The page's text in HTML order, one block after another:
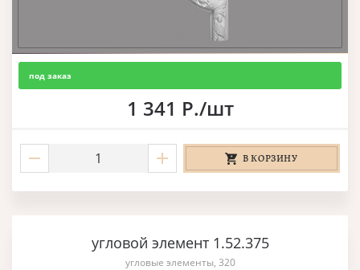
под заказ
1 341 Р./шт
В КОРЗИНУ
угловой элемент 1.52.375
угловые элементы, 320